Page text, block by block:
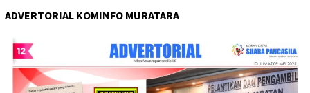
ADVERTORIAL KOMINFO MURATARA